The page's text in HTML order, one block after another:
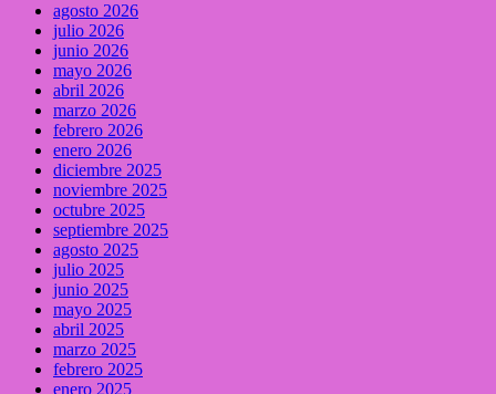
agosto 2026
julio 2026
junio 2026
mayo 2026
abril 2026
marzo 2026
febrero 2026
enero 2026
diciembre 2025
noviembre 2025
octubre 2025
septiembre 2025
agosto 2025
julio 2025
junio 2025
mayo 2025
abril 2025
marzo 2025
febrero 2025
enero 2025